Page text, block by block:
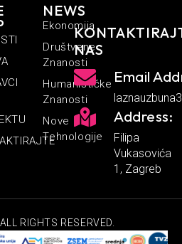
NEWS
Ekonomija
Društvene
Znanosti
Humanističke
Znanosti
Nove
Tehnologije
NAS
Email
Address:
Filipa
Vukasovića
1, Zagreb
RIGHTS RESERVED.